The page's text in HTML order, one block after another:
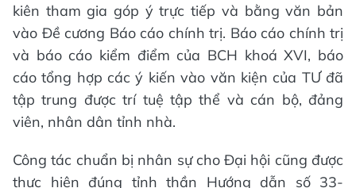
kiên tham gia góp ý trực tiếp và bằng văn bản
vào Đề cương Báo cáo chính trị. Báo cáo chính trị
và báo cáo kiểm điểm của BCH khoá XVI, báo
cáo tổng hợp các ý kiến vào văn kiện của TƯ đã
tập trung được trí tuệ tập thể và cán bộ, đảng
viên, nhân dân tỉnh nhà.
Công tác chuẩn bị nhân sự cho Đại hội cũng được
thực hiện đúng tỉnh thần Hướng dẫn số 33-